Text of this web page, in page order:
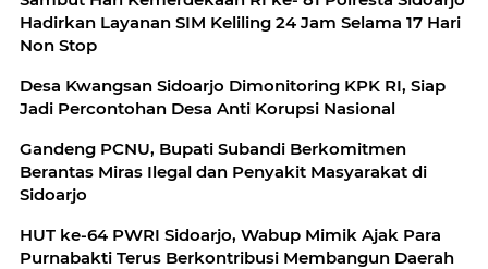
Hadirkan Layanan SIM Keliling 24 Jam Selama 17 Hari
Non Stop
Desa Kwangsan Sidoarjo Dimonitoring KPK RI, Siap
Jadi Percontohan Desa Anti Korupsi Nasional
Gandeng PCNU, Bupati Subandi Berkomitmen
Berantas Miras Ilegal dan Penyakit Masyarakat di
Sidoarjo
HUT ke-64 PWRI Sidoarjo, Wabup Mimik Ajak Para
Purnabakti Terus Berkontribusi Membangun Daerah